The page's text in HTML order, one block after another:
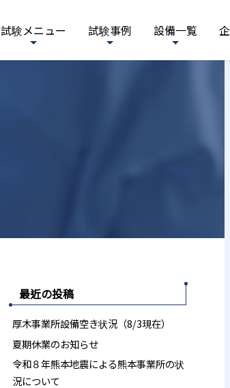
試験メニュー 試験事例 設備一覧
最近の投稿
厚木事業所設備空き状況（8/3現在）
夏期休業のお知らせ
令和８年熊本地震による熊本事業所の状
況について